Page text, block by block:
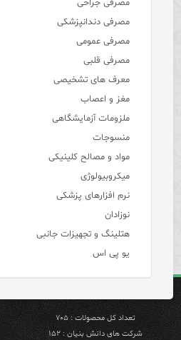
مصرفی جراحی
مصرفی دندانپزشکی
مصرفی عمومی
مصرفی قلبی
معرف های تشخیصی
مغز و اعصاب
ملزومات آزمایشگاهی
منسوجات
مواد و مصالح کلینیکی
میکروبیولوژی
نرم افزارهای پزشکی
نوزادان
هتلینگ و تجهیزات جانبی
یو پی اس
تعداد کل محصولات : ۷۰۵
شرکت های دانش بنیان : ۱۵۲